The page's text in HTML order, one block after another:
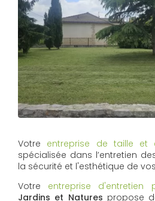
Votre entreprise de taille et
spécialisée dans l’entretien
la sécurité et l'esthétique de
Votre entreprise d'entretien
Jardins et Natures propose